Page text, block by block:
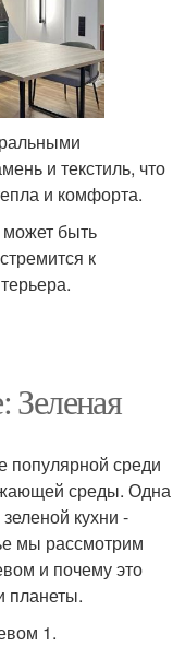
и текстиль, что
и комфорта.
может быть
к
Зеленая
популярной среди
среды. Одна
кухни -
мы рассмотрим
и почему это
планеты.
1.